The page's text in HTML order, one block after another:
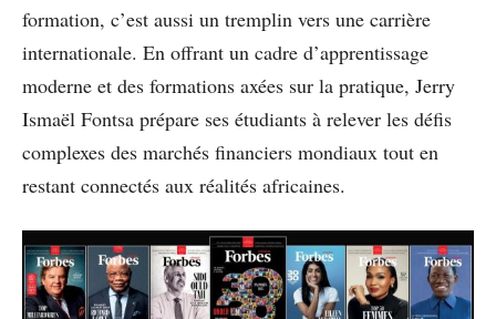
formation, c’est aussi un tremplin vers une carrière
internationale. En offrant un cadre d’apprentissage
moderne et des formations axées sur la pratique, Jerry
Ismaël Fontsa prépare ses étudiants à relever les défis
complexes des marchés financiers mondiaux tout en
restant connectés aux réalités africaines.